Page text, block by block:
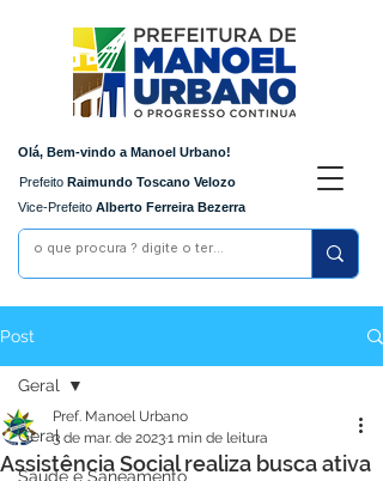
Olá, Bem-vindo a Manoel Urbano!
Prefeito Raimundo Toscano Velozo
Vice-Prefeito Alberto Ferreira Bezerra
Post
Geral
Saúde e Saneamento
Geral
Assistência Social realiza busca ativa
Pref. Manoel Urbano
3 de mar. de 20231 min de leitura